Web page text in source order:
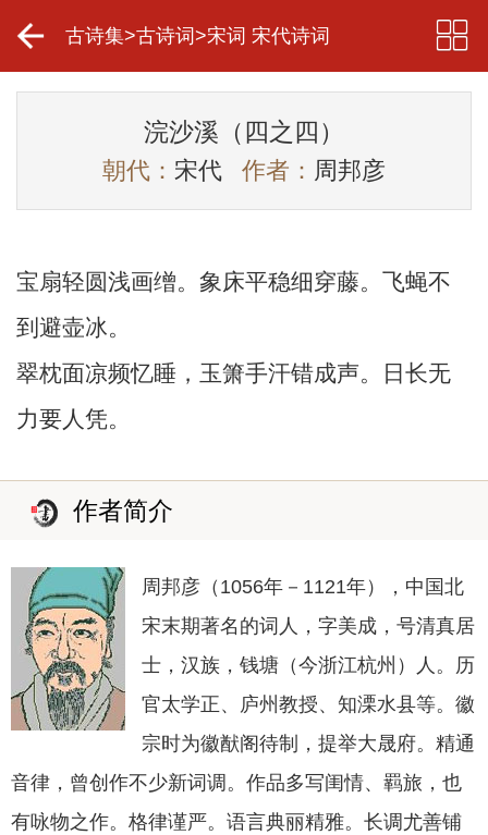
古诗集>古诗词 >宋词 宋代诗词
浣沙溪（四之四）
朝代： 宋代 作者： 周邦彦
宝扇轻圆浅画缯。象床平稳细穿藤。飞蝇不
到避壶冰。
翠枕面凉频忆睡，玉箫手汗错成声。日长无
力要人凭。
作者简介
周邦彦（1056年－1121年），中国北
宋末期著名的词人，字美成，号清真居
士，汉族，钱塘（今浙江杭州）人。历
官太学正、庐州教授、知溧水县等。徽
宗时为徽猷阁待制，提举大晟府。精通
音律，曾创作不少新词调。作品多写闺情、羁旅，也
有咏物之作。格律谨严。语言典丽精雅。长调尤善铺